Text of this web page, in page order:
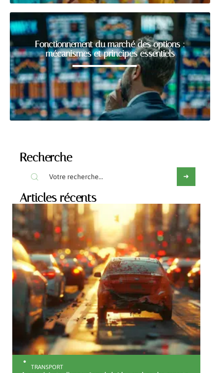
Fonctionnement du marché des options :
mécanismes et principes essentiels
Recherche
Articles récents
TRANSPORT